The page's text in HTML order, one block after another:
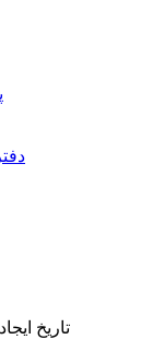
تاریخ ایجاد در